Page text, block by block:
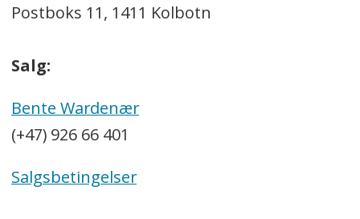
Postboks 11, 1411 Kolbotn
Salg:
Bente Wardenær
(+47) 926 66 401
Salgsbetingelser